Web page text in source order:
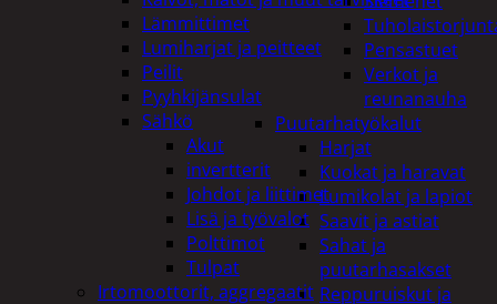
Pensastuet
Verkot ja
reunanauha
Puutarhatyökalut
Harjat
Kuokat ja haravat
Lumikolat ja lapiot
Saavit ja astiat
Sahat ja
puutarhasakset
Reppuruiskut ja
Lämmittimet
Lumiharjat ja peitteet
Peilit
Pyyhkijänsulat
Sähkö
Akut
invertterit
Johdot ja liittimet
Lisä ja työvalot
Polttimot
Tulpat
Irtomoottorit, aggregaatit